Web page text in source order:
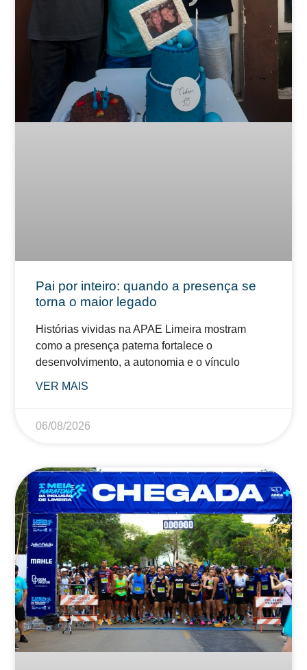
Pai por inteiro: quando a presença se
torna o maior legado
Histórias vividas na APAE Limeira mostram
como a presença paterna fortalece o
desenvolvimento, a autonomia e o vínculo
VER MAIS
06/08/2026